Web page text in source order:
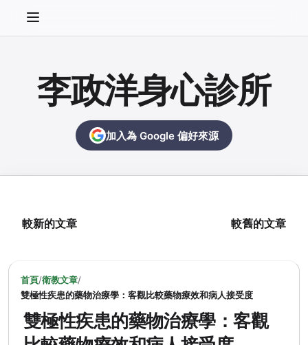
李政洋身心診所
加入為 Google 偏好來源
較新的文章 較舊的文章
首頁/衛教文章/
雙極性疾患的藥物治療學：客觀比較藥物療效和病人接受度
雙極性疾患的藥物治療學：客觀